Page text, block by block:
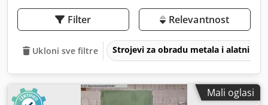
Filter Relevantnost
Ukloni sve filtre Strojevi za obradu metala i alatni
Mali oglasi